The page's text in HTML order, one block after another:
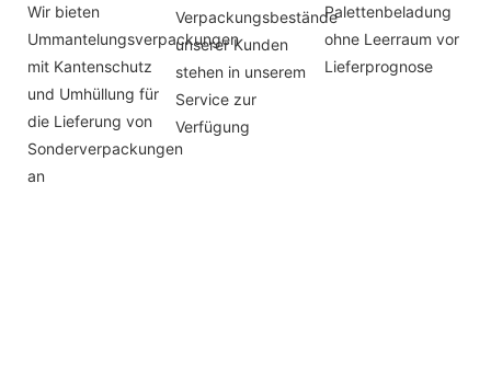
Wir bieten
Ummantelungsverpackungen
mit Kantenschutz
und Umhüllung für
die Lieferung von
Sonderverpackungen
an
Verpackungsbestände
unserer Kunden
stehen in unserem
Service zur
Verfügung
Palettenbeladung
ohne Leerraum vor
Lieferprognose